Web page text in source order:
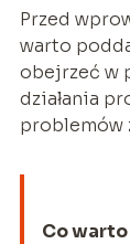
Przed
warto
obejrzeć w
działania
problemów
Co